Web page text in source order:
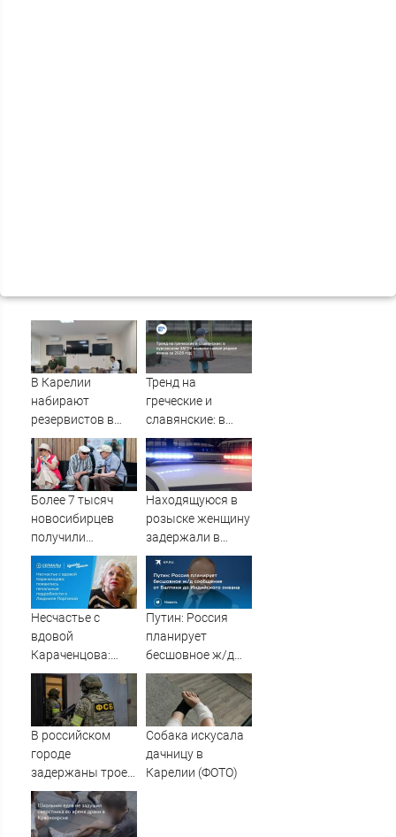
В Карелии
набирают
резервистов в
огневые группы
(ФОТО)
Тренд на
греческие и
славянские: в
курганском ЗАГСе
назвали самые
редкие имена за
2026 год
Более 7 тысяч
новосибирцев
получили
прибавку к
пенсии от СФР
Находящуюся в
розыске женщину
задержали в
Мурманске
Несчастье с
вдовой
Караченцова:
появились
печальные
подробности о
Людмиле
Путин: Россия
планирует
бесшовное ж/д
сообщение от
Балтики до
Индийского
океана
В российском
городе
задержаны трое
подростков,
готовивших
теракт против
Собака искусала
дачницу в
Карелии (ФОТО)